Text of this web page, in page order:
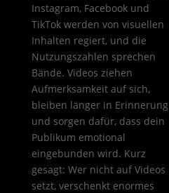
Instagram, Facebook und
TikTok werden von visuellen
Inhalten regiert, und die
Nutzungszahlen sprechen
Bände. Videos ziehen
Aufmerksamkeit auf sich,
bleiben länger in Erinnerung
und sorgen dafür, dass dein
Publikum emotional
eingebunden wird. Kurz
gesagt: Wer nicht auf Videos
setzt, verschenkt enormes